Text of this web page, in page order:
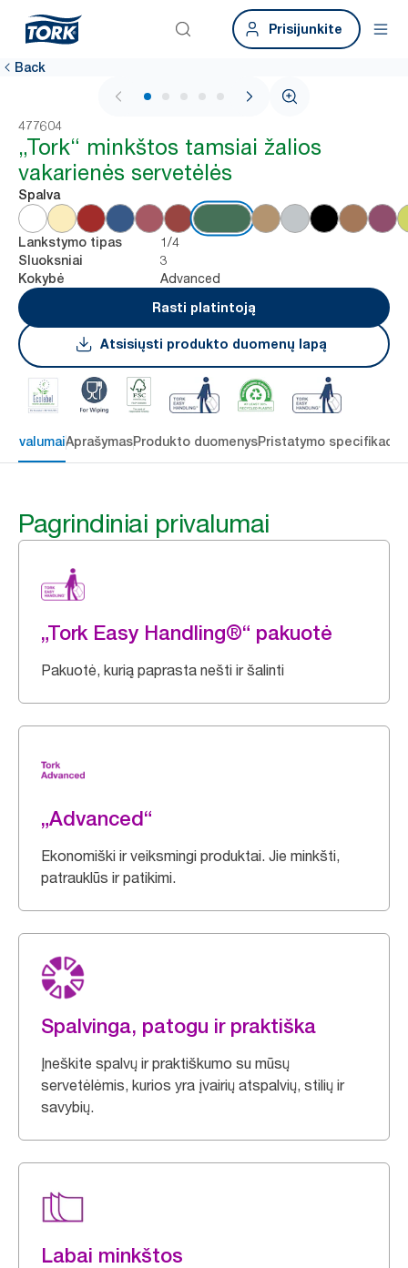
Prisijunkite
Back
1 / 6
477604
„Tork“ minkštos tamsiai žalios
vakarienės servetėlės
Spalva
Lankstymo tipas 1/4
Sluoksniai 3
Kokybė
Advanced
Rasti platintoją
Atsisiųsti produkto duomenų lapą
AprašymasProdukto duomenysPristatymo
Pagrindiniai privalumai
„Tork Easy Handling®“ pakuotė
Pakuotė, kurią paprasta nešti ir šalinti
„Advanced“
Ekonomiški ir veiksmingi produktai. Jie minkšti,
patrauklūs ir patikimi.
Spalvinga, patogu ir praktiška
Įneškite spalvų ir praktiškumo su mūsų
servetėlėmis, kurios yra įvairių atspalvių, stilių ir
savybių.
Labai minkštos